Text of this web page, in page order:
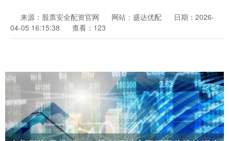
来源：股票安全配资官网 网站：盛达优配
日期：2026-
04-05 16:15:38
查看：123